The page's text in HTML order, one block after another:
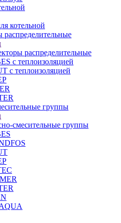
котельной
распределительные
распределительные
с теплоизоляцией
с теплоизоляцией
группы
смесительные группы